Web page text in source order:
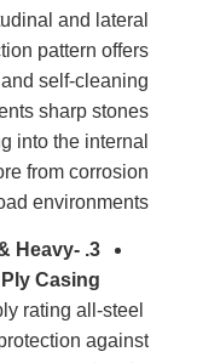
and lateral
pattern offers
self-cleaning
sharp stones
into the internal
from corrosion
environments.
Heavy-
Ply Casing
rating all-steel
against